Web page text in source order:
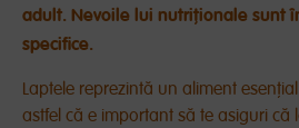
adult. Nevoile lui nutriționale sunt
specifice.
Laptele reprezintă un aliment
astfel că e important să te asiguri că